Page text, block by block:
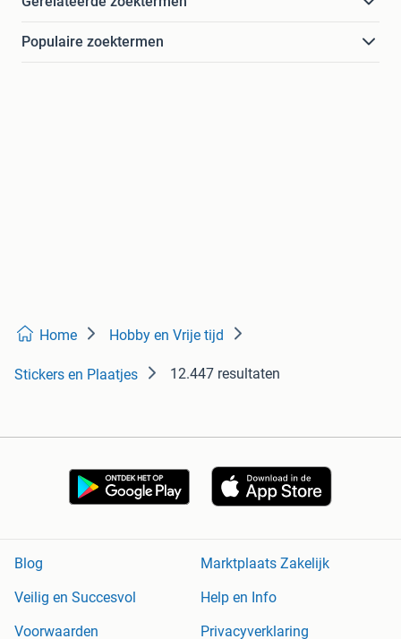
Populaire zoektermen
Home Hobby en Vrije tijd
Stickers en Plaatjes 12.447 resultaten
Blog
Marktplaats Zakelijk
Veilig en Succesvol
Help en Info
Voorwaarden
Privacyverklaring